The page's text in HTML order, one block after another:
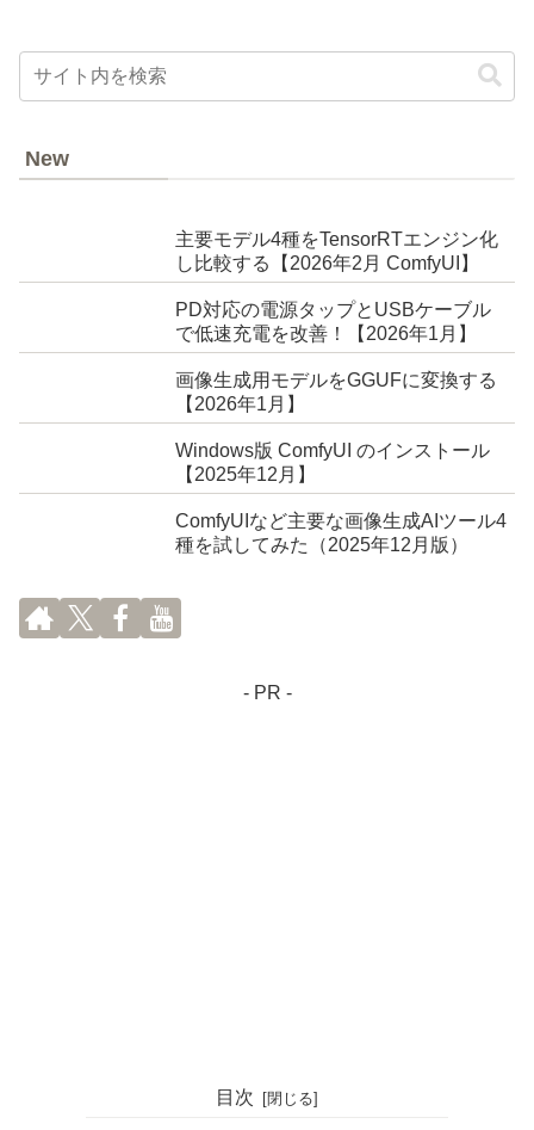
New
主要モデル4種をTensorRTエンジン化
し比較する【2026年2月 ComfyUI】
PD対応の電源タップとUSBケーブル
で低速充電を改善！【2026年1月】
画像生成用モデルをGGUFに変換する
【2026年1月】
Windows版 ComfyUI のインストール
【2025年12月】
ComfyUIなど主要な画像生成AIツール4
種を試してみた（2025年12月版）
- PR -
目次